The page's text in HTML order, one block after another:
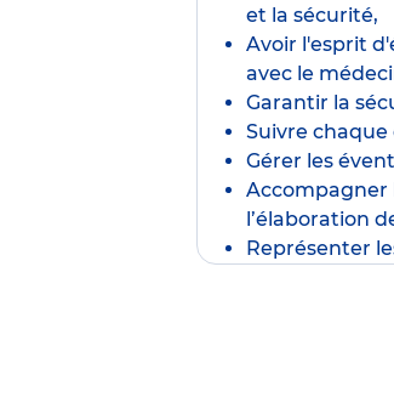
et la sécurité,
Avoir l'esprit
avec le
Garantir la
Suivre chaque
Gérer les
Accompagner
l’élaboration
Représenter